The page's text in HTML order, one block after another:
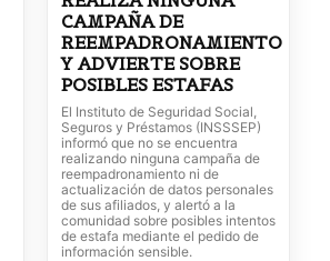
CAMPAÑA DE
REEMPADRONAMIENTO
Y ADVIERTE SOBRE
POSIBLES ESTAFAS
El Instituto de Seguridad Social,
Seguros y Préstamos (INSSSEP)
informó que no se encuentra
realizando ninguna campaña de
reempadronamiento ni de
actualización de datos personales
de sus afiliados, y alertó a la
comunidad sobre posibles intentos
de estafa mediante el pedido de
información sensible.